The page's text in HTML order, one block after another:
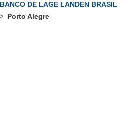
BANCO DE LAGE LANDEN BRASIL
Porto Alegre